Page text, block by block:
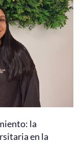
la
en la